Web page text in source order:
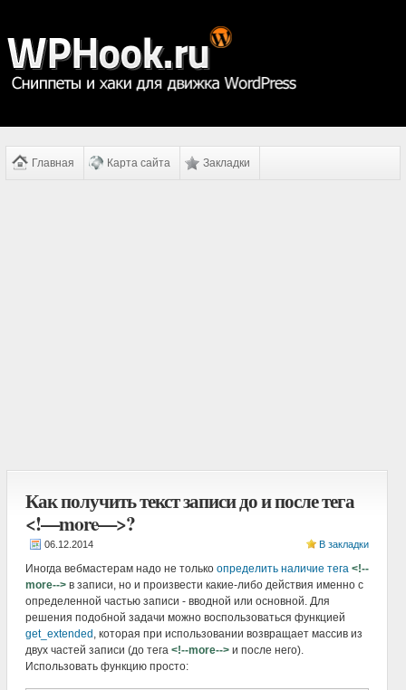
Главная Карта сайта Закладки
Как получить текст записи до и после тега
<!—more—>?
В закладки
Иногда вебмастерам надо не только определить наличие тега <!--
more-->в записи, но и произвести какие-либо действия именно с
определенной частью записи - вводной или основной. Для
решения подобной задачи можно воспользоваться функцией
get_extended , которая при использовании возвращает массив из
двух частей записи (до тега <!--more-->и после него).
Использовать функцию просто: